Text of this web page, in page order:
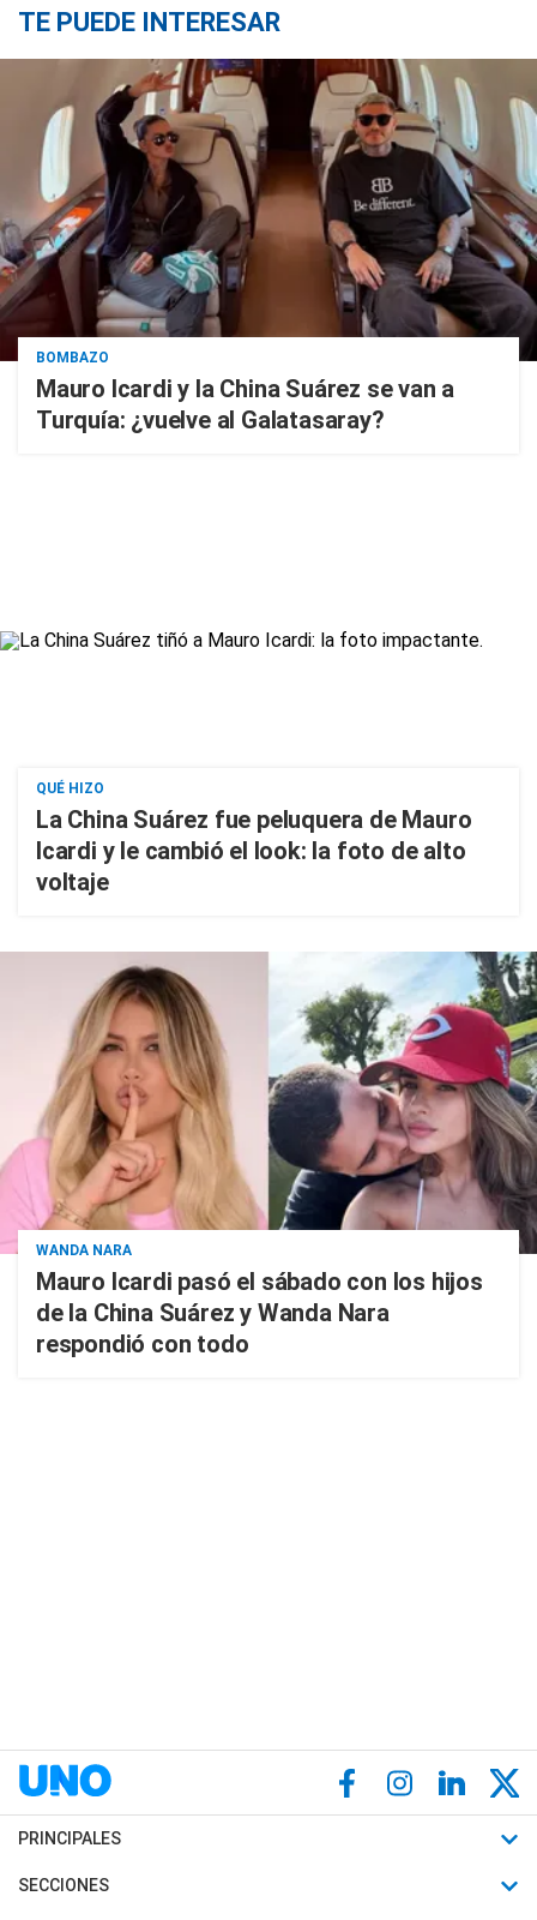
TE PUEDE INTERESAR
BOMBAZO
Mauro Icardi y la China Suárez se van a
Turquía: ¿vuelve al Galatasaray?
QUÉ HIZO
La China Suárez fue peluquera de Mauro
Icardi y le cambió el look: la foto de alto
voltaje
WANDA NARA
Mauro Icardi pasó el sábado con los hijos
de la China Suárez y Wanda Nara
respondió con todo
PRINCIPALES
Últimas Noticias
SECCIONES